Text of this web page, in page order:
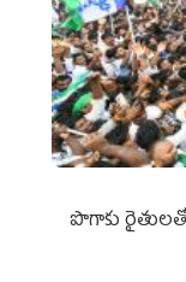
పొగాకు